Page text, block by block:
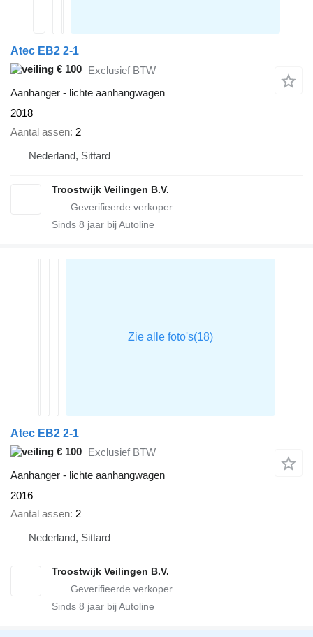
Atec EB2 2-1
€ 100 Exclusief BTW
Aanhanger - lichte aanhangwagen
2018
Aantal assen 2
Nederland, Sittard
Troostwijk Veilingen B.V.
Sinds 8 jaar bij Autoline
Atec EB2 2-1
€ 100 Exclusief BTW
Aanhanger - lichte aanhangwagen
2016
Aantal assen 2
Nederland, Sittard
Troostwijk Veilingen B.V.
Sinds 8 jaar bij Autoline